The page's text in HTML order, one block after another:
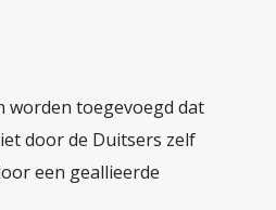
worden toegevoegd dat
door de Duitsers zelf
een geallieerde